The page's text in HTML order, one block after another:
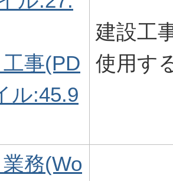
事(PD
ル:45.9
建設工
使用す
務(Wo